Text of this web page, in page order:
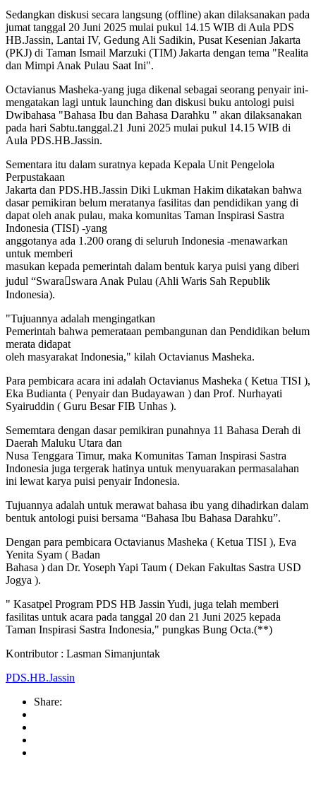
Sedangkan diskusi secara langsung (offline) akan dilaksanakan pada
jumat tanggal 20 Juni 2025 mulai pukul 14.15 WIB di Aula PDS
HB.Jassin, Lantai IV, Gedung Ali Sadikin, Pusat Kesenian Jakarta
(PKJ) di Taman Ismail Marzuki (TIM) Jakarta dengan tema "Realita
dan Mimpi Anak Pulau Saat Ini".
Octavianus Masheka-yang juga dikenal sebagai seorang penyair ini-
mengatakan lagi untuk launching dan diskusi buku antologi puisi
Dwibahasa "Bahasa Ibu dan Bahasa Darahku " akan dilaksanakan
pada hari Sabtu.tanggal.21 Juni 2025 mulai pukul 14.15 WIB di
Aula PDS.HB.Jassin.
Sementara itu dalam suratnya kepada Kepala Unit Pengelola
Perpustakaan
Jakarta dan PDS.HB.Jassin Diki Lukman Hakim dikatakan bahwa
dasar pemikiran belum meratanya fasilitas dan pendidikan yang di
dapat oleh anak pulau, maka komunitas Taman Inspirasi Sastra
Indonesia (TISI) -yang
anggotanya ada 1.200 orang di seluruh Indonesia -menawarkan
untuk memberi
masukan kepada pemerintah dalam bentuk karya puisi yang diberi
judul “Swara￾swara Anak Pulau (Ahli Waris Sah Republik
Indonesia).
"Tujuannya adalah mengingatkan
Pemerintah bahwa pemerataan pembangunan dan Pendidikan belum
merata didapat
oleh masyarakat Indonesia," kilah Octavianus Masheka.
Para pembicara acara ini adalah Octavianus Masheka ( Ketua TISI ),
Eka Budianta ( Penyair dan Budayawan ) dan Prof. Nurhayati
Syairuddin ( Guru Besar FIB Unhas ).
Sememtara dengan dasar pemikiran punahnya 11 Bahasa Derah di
Daerah Maluku Utara dan
Nusa Tenggara Timur, maka Komunitas Taman Inspirasi Sastra
Indonesia juga tergerak hatinya untuk menyuarakan permasalahan
ini lewat karya puisi penyair Indonesia.
Tujuannya adalah untuk merawat bahasa ibu yang dihadirkan dalam
bentuk antologi puisi bersama “Bahasa Ibu Bahasa Darahku”.
Dengan para pembicara Octavianus Masheka ( Ketua TISI ), Eva
Yenita Syam ( Badan
Bahasa ) dan Dr. Yoseph Yapi Taum ( Dekan Fakultas Sastra USD
Jogya ).
" Kasatpel Program PDS HB Jassin Yudi, juga telah memberi
fasilitas untuk acara pada tanggal 20 dan 21 Juni 2025 kepada
Taman Inspirasi Sastra Indonesia," pungkas Bung Octa.(**)
Kontributor : Lasman Simanjuntak
PDS.HB.Jassin
Share: